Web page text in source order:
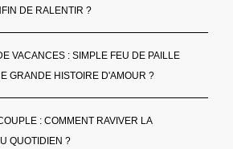
DE RALENTIR ?
VACANCES : SIMPLE FEU DE PAILLE
GRANDE HISTOIRE D'AMOUR ?
: COMMENT RAVIVER LA
QUOTIDIEN ?